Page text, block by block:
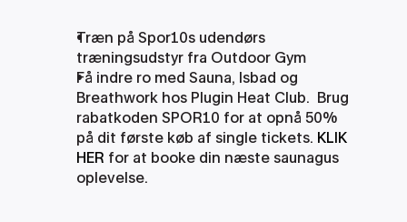
Træn på Spor10s udendørs
træningsudstyr fra Outdoor Gym
Få indre ro med Sauna, Isbad og
Breathwork hos Plugin Heat Club.  Brug
rabatkoden SPOR10 for at opnå 50%
på dit første køb af single tickets. KLIK
HER for at booke din næste saunagus
oplevelse.